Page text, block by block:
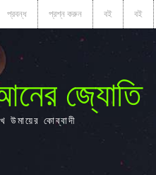
প্রবন্ধ প্রশ্ন করুন বই বই
জ্যোতি
উমায়ের কোব্বাদী